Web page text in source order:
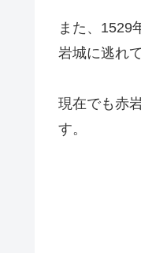
また、1529
岩城に逃れ
現在でも赤
す。